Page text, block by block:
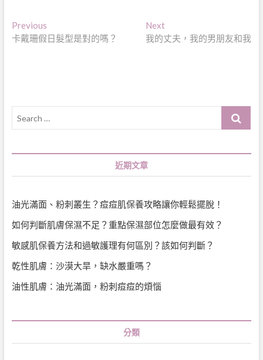
文
章
PreviousPrevious
post:
卡戴珊假日髮型是對的嗎？
NextNext
post:
我的丈夫，我的男朋友和我
Search
近期文章
油光滿面、粉刺叢生？痘痘肌保養攻略讓你輕鬆擺脫！
如何判斷肌膚保濕不足？重點保濕部位怎麼做最有效？
敏感肌保養方法和過敏護理有何區別？該如何判斷？
乾性肌膚：沙漠大旱，缺水嚴重嗎？
油性肌膚：油光滿面，粉刺痘痘的煩惱
分類